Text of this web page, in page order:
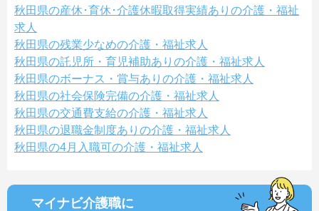
秋田県の産休･育休･介護休暇取得実績ありの介護・福祉
求人
秋田県の残業少なめの介護・福祉求人
秋田県の託児所・育児補助ありの介護・福祉求人
秋田県のボーナス・賞与ありの介護・福祉求人
秋田県の社会保険完備の介護・福祉求人
秋田県の交通費支給の介護・福祉求人
秋田県の退職金制度ありの介護・福祉求人
秋田県の4月入職可の介護・福祉求人
マイナビ介護職に